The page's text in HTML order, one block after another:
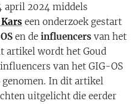
april 2024 middels
een onderzoek gestart
en de influencers van het
artikel wordt het Goud
van het GIG-OS
In dit artikel
uitgelicht die eerder